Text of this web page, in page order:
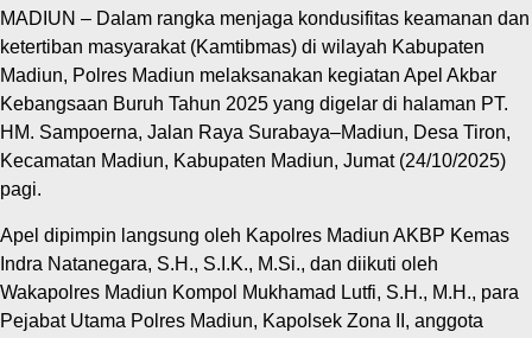
MADIUN – Dalam rangka menjaga kondusifitas keamanan dan
ketertiban masyarakat (Kamtibmas) di wilayah Kabupaten
Madiun, Polres Madiun melaksanakan kegiatan Apel Akbar
Kebangsaan Buruh Tahun 2025 yang digelar di halaman PT.
HM. Sampoerna, Jalan Raya Surabaya–Madiun, Desa Tiron,
Kecamatan Madiun, Kabupaten Madiun, Jumat (24/10/2025)
pagi.
Apel dipimpin langsung oleh Kapolres Madiun AKBP Kemas
Indra Natanegara, S.H., S.I.K., M.Si., dan diikuti oleh
Wakapolres Madiun Kompol Mukhamad Lutfi, S.H., M.H., para
Pejabat Utama Polres Madiun, Kapolsek Zona II, anggota